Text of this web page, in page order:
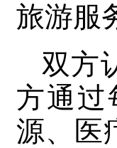
旅游服
双方
方通过
源、医